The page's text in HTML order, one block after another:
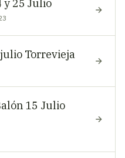
y 25 Julio
Torrevieja
15 Julio